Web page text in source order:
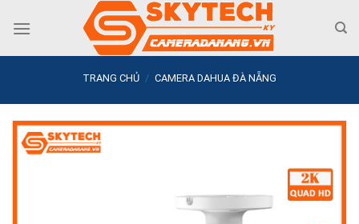
TRANG CHỦ / CAMERA DAHUA ĐÀ NẴNG